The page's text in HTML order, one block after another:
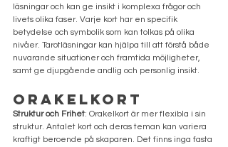
läsningar och kan ge insikt i komplexa frågor och
livets olika faser. Varje kort har en specifik
betydelse och symbolik som kan tolkas på olika
nivåer. Tarotläsningar kan hjälpa till att förstå både
nuvarande situationer och framtida möjligheter,
samt ge djupgående andlig och personlig insikt.
Orakelkort
Struktur och Frihet: Orakelkort är mer flexibla i sin
struktur. Antalet kort och deras teman kan variera
kraftigt beroende på skaparen. Det finns inga fasta